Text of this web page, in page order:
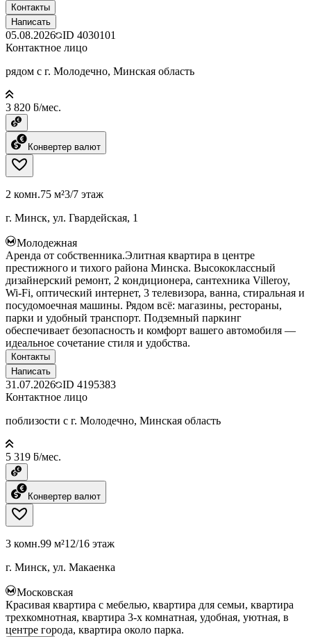
Контакты
Написать
05.08.2026 ID 4030101
Контактное лицо
рядом с г. Молодечно, Минская область
3 820 ƃ/мес.
Конвертер валют
2 комн.75 м²3/7 этаж
г. Минск, ул. Гвардейская, 1
Молодежная
Аренда от собственника.Элитная квартира в центре
престижного и тихого района Минска. Высококлассный
дизайнерский ремонт, 2 кондиционера, сантехника Villeroy,
Wi-Fi, оптический интернет, 3 телевизора, ванна, стиральная и
посудомоечная машины. Рядом всё: магазины, рестораны,
парки и удобный транспорт. Подземный паркинг
обеспечивает безопасность и комфорт вашего автомобиля —
идеальное сочетание стиля и удобства.
Контакты
Написать
31.07.2026 ID 4195383
Контактное лицо
поблизости с г. Молодечно, Минская область
5 319 ƃ/мес.
Конвертер валют
3 комн.99 м²12/16 этаж
г. Минск, ул. Макаенка
Московская
Красивая квартира с мебелью, квартира для семьи, квартира
трехкомнотная, квартира 3-х комнатная, удобная, уютная, в
центре города, квартира около парка.